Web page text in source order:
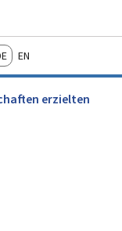
English
erzielten